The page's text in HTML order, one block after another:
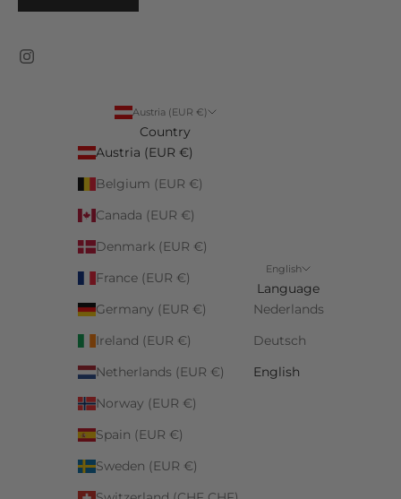
Austria (EUR €)
Country
Austria (EUR €)
Belgium (EUR €)
Canada (EUR €)
Denmark (EUR €)
France (EUR €)
Germany (EUR €)
Ireland (EUR €)
Netherlands (EUR €)
Norway (EUR €)
Spain (EUR €)
Sweden (EUR €)
English
Language
Nederlands
Deutsch
English